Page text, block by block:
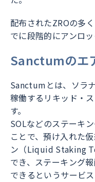
配布されたZROの多
でに段階的にアンロ
Sanctumのエ
Sanctumとは、ソラ
稼働するリキッド・
す。
SOLなどのステーキ
ことで、預け入れた
ン（Liquid Staking
でき、ステーキング
できるというサービ